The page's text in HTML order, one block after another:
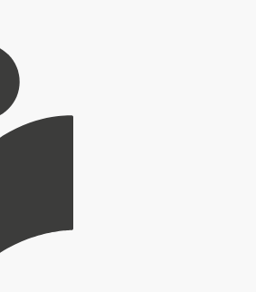
so Bürgermeister Knack.